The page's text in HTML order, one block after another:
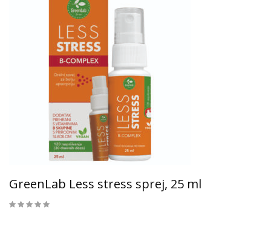
GreenLab Less stress sprej, 25 ml